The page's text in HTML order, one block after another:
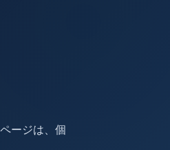
ージは、個